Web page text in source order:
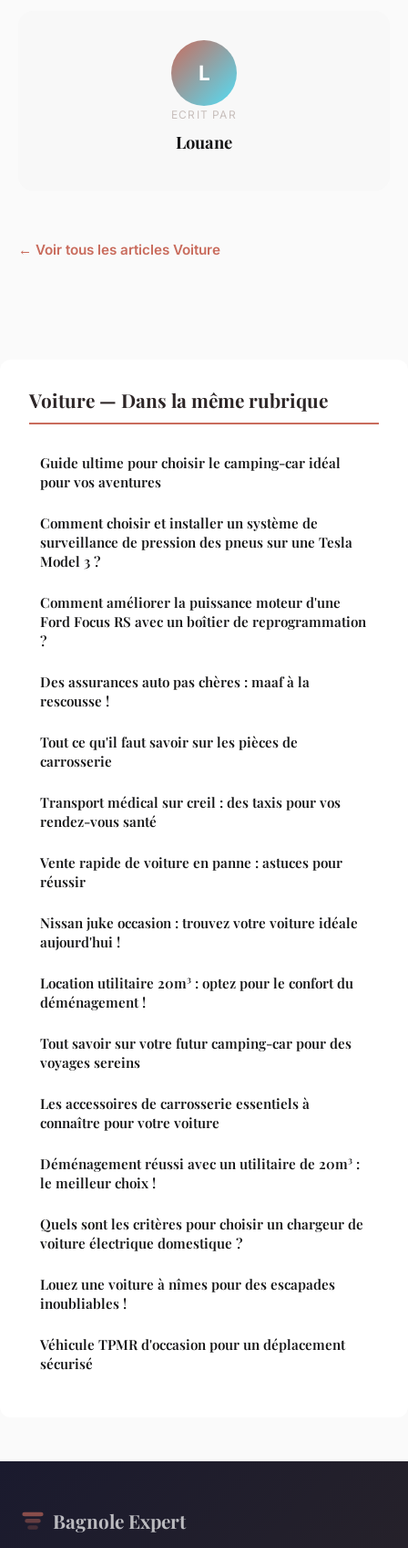
L
ECRIT PAR
Louane
← Voir tous les articles Voiture
Voiture — Dans la même rubrique
Guide ultime pour choisir le camping-car idéal
pour vos aventures
Comment choisir et installer un système de
surveillance de pression des pneus sur une Tesla
Model 3 ?
Comment améliorer la puissance moteur d'une
Ford Focus RS avec un boîtier de reprogrammation
?
Des assurances auto pas chères : maaf à la
rescousse !
Tout ce qu'il faut savoir sur les pièces de
carrosserie
Transport médical sur creil : des taxis pour vos
rendez-vous santé
Vente rapide de voiture en panne : astuces pour
réussir
Nissan juke occasion : trouvez votre voiture idéale
aujourd'hui !
Location utilitaire 20m³ : optez pour le confort du
déménagement !
Tout savoir sur votre futur camping-car pour des
voyages sereins
Les accessoires de carrosserie essentiels à
connaître pour votre voiture
Déménagement réussi avec un utilitaire de 20m³ :
le meilleur choix !
Quels sont les critères pour choisir un chargeur de
voiture électrique domestique ?
Louez une voiture à nîmes pour des escapades
inoubliables !
Véhicule TPMR d'occasion pour un déplacement
sécurisé
Bagnole Expert